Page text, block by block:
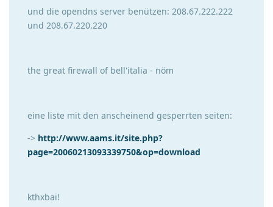
und die opendns server benützen: 208.67.222.222
und 208.67.220.220
the great firewall of bell'italia - nöm
eine liste mit den anscheinend gesperrten seiten:
-> http://www.aams.it/site.php?
page=20060213093339750&op=download
kthxbai!